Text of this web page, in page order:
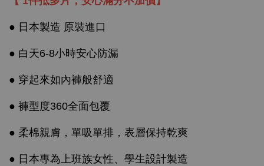
● 日本製造 原裝進口
● 白天6-8小時安心防漏
● 穿起來如內褲般舒適
● 褲型度360全面包覆
● 柔棉親膚，單吸單排，表層保持乾爽
● 日本專為上班族女性、學生設計製造